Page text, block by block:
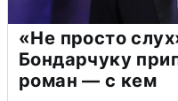
«Не просто
Бондарчуку
роман — с кем